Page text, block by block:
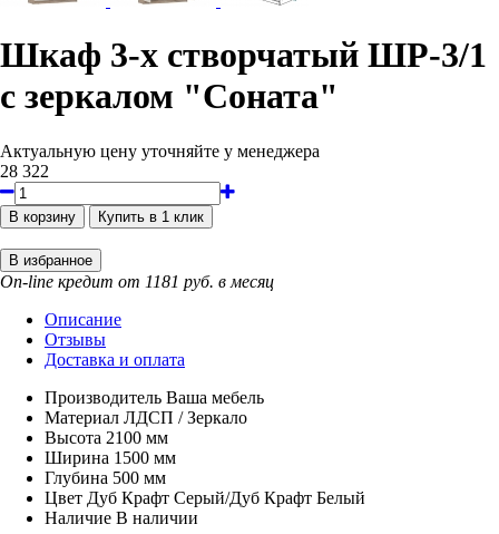
Шкаф 3-х створчатый ШР-3/1
с зеркалом "Соната"
Актуальную цену уточняйте у менеджера
28 322
On-line кредит от 1181 руб. в месяц
Описание
Отзывы
Доставка и оплата
Производитель Ваша мебель
Материал ЛДСП / Зеркало
Высота 2100 мм
Ширина 1500 мм
Глубина 500 мм
Цвет Дуб Крафт Серый/Дуб Крафт Белый
Наличие В наличии